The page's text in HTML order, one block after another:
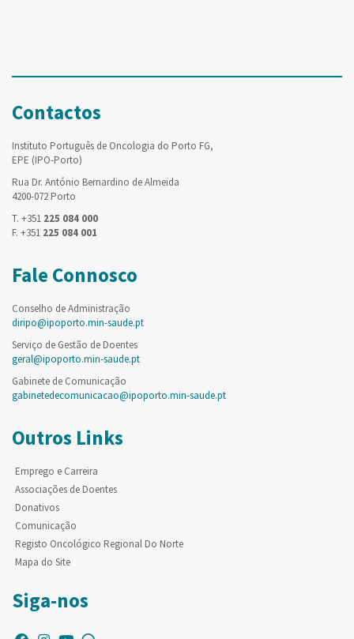
Contactos
Instituto Português de Oncologia do Porto FG,
EPE (IPO-Porto)
Rua Dr. António Bernardino de Almeida
4200-072 Porto
T. +351 225 084 000
F. +351 225 084 001
Fale Connosco
Conselho de Administração
diripo@ipoporto.min-saude.pt
Serviço de Gestão de Doentes
geral@ipoporto.min-saude.pt
Gabinete de Comunicação
gabinetedecomunicacao@ipoporto.min-saude.pt
Outros Links
Emprego e Carreira
Associações de Doentes
Donativos
Comunicação
Registo Oncológico Regional Do Norte
Mapa do Site
Siga-nos